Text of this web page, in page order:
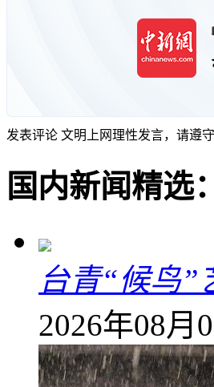
发表评论 文明上网理性发言，请遵
国内新闻精选：
台青“候鸟”
2026年08月